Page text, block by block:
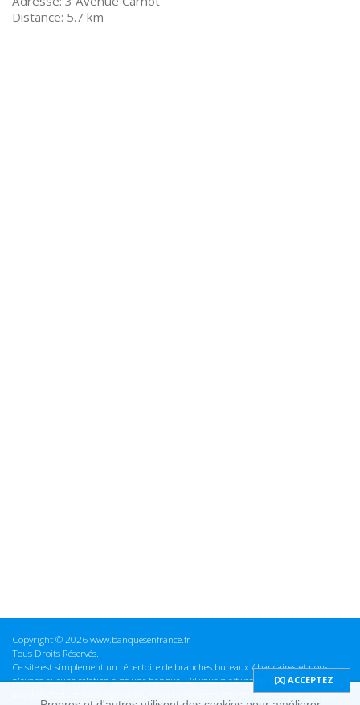
5.7 km
Copyright © 2026 www.banquesenfrance.fr
Tous Droits Réservés.
Ce site est simplement un répertoire de branches bureaux / bancaires et nous
n'avons aucune relation avec une banque. S'il vous plaît vérifier ces informations
avant d'effectuer toute opération, nous ne sommes pas responsables des erreurs